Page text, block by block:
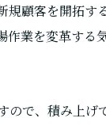
顧客を開拓
業を変革する
で、積み上